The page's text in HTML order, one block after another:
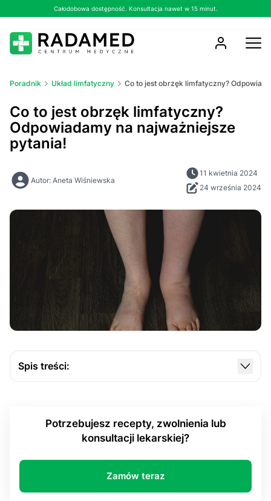
Całodobowa dostępność. Konsultacja nawet w 15 minut.
Poradnik Układ limfatyczny Co to jest obrzęk limfatyczny?
Co to jest obrzęk limfatyczny?
Odpowiadamy na najważniejsze
pytania!
Autor: Aneta Wiśniewska
11 kwietnia 2024
24 września 2024
Spis treści:
Jakie są objawy obrzęku limfatycznego?
Profilaktyka – jak zapobiegać obrzękowi
Potrzebujesz recepty, zwolnienia lub
konsultacji lekarskiej?
Zamów teraz